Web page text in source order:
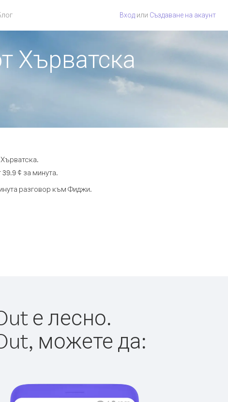
Вход или Създаване на акаунт
Хърватска
¢ за минута.
разговор към Фиджи.
е лесно.
можете да: